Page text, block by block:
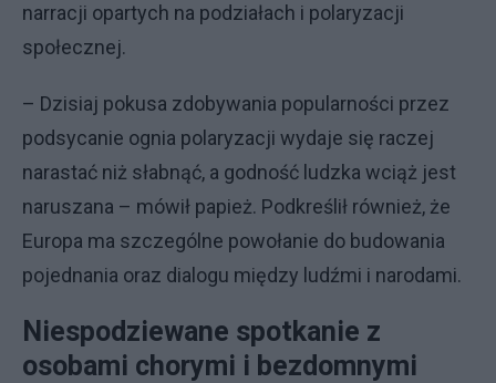
narracji opartych na podziałach i polaryzacji
społecznej.
– Dzisiaj pokusa zdobywania popularności przez
podsycanie ognia polaryzacji wydaje się raczej
narastać niż słabnąć, a godność ludzka wciąż jest
naruszana – mówił papież. Podkreślił również, że
Europa ma szczególne powołanie do budowania
pojednania oraz dialogu między ludźmi i narodami.
Niespodziewane spotkanie z
osobami chorymi i bezdomnymi